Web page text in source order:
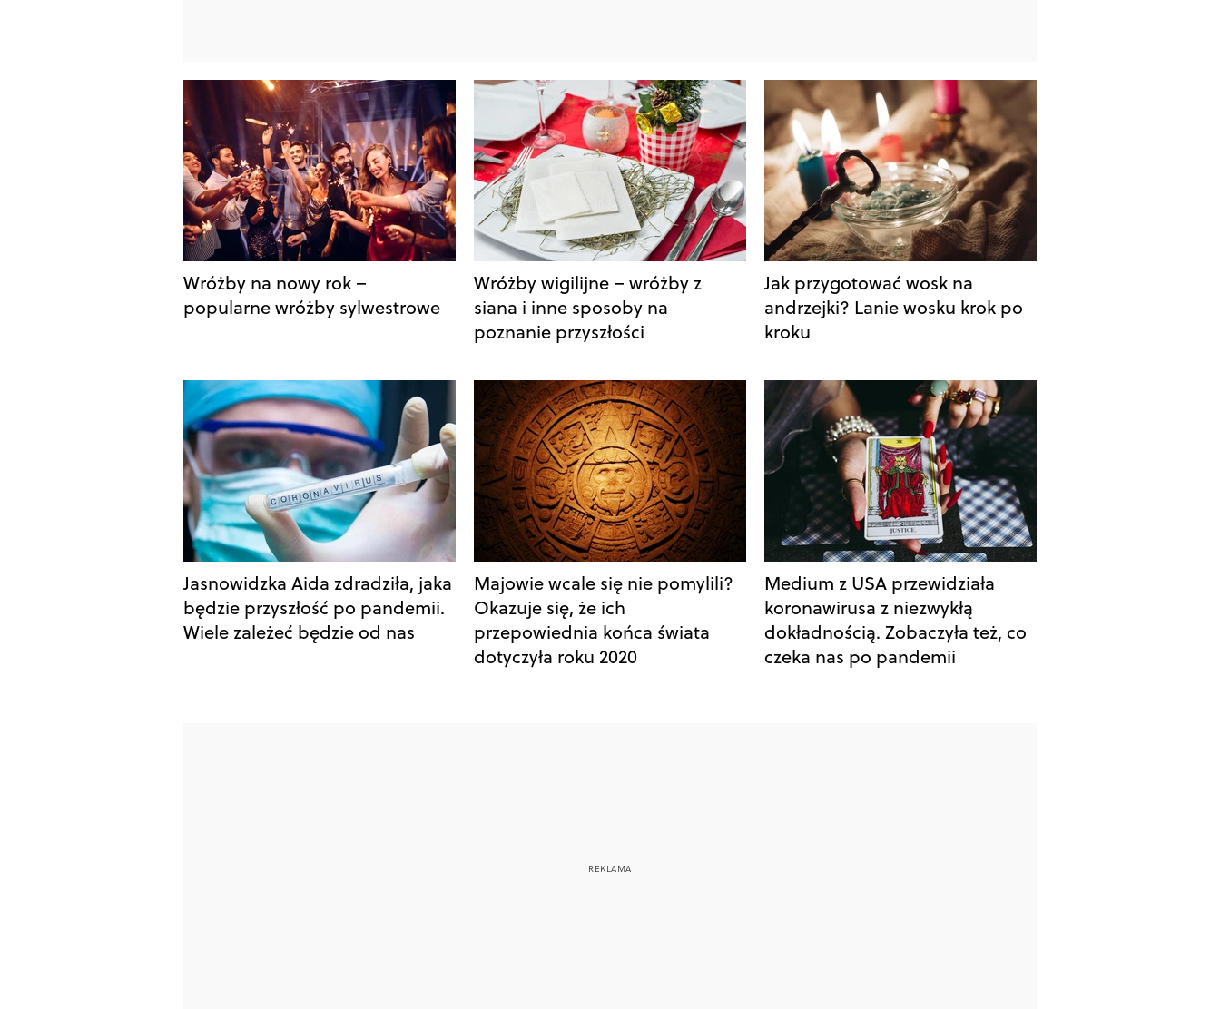
Wróżby na nowy rok –
popularne wróżby sylwestrowe
Wróżby wigilijne – wróżby z
siana i inne sposoby na
poznanie przyszłości
Jak przygotować wosk na
andrzejki? Lanie wosku krok po
kroku
Jasnowidzka Aida zdradziła, jaka
będzie przyszłość po pandemii.
Wiele zależeć będzie od nas
Majowie wcale się nie pomylili?
Okazuje się, że ich
przepowiednia końca świata
dotyczyła roku 2020
Medium z USA przewidziała
koronawirusa z niezwykłą
dokładnością. Zobaczyła też, co
czeka nas po pandemii